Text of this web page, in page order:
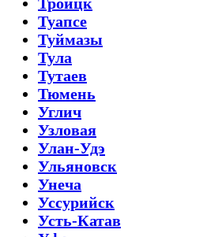
Туапсе
Туймазы
Тула
Тутаев
Тюмень
Углич
Узловая
Улан-Удэ
Ульяновск
Унеча
Уссурийск
Усть-Катав